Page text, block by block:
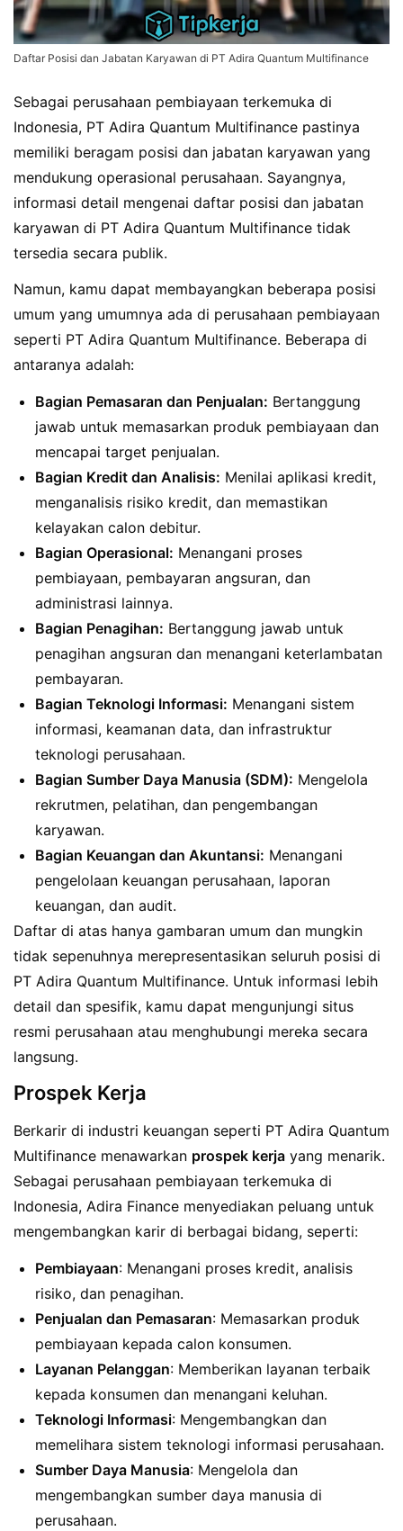
Daftar Posisi dan Jabatan Karyawan di PT Adira Quantum Multifinance
Sebagai perusahaan pembiayaan terkemuka di
Indonesia, PT Adira Quantum Multifinance pastinya
memiliki beragam posisi dan jabatan karyawan yang
mendukung operasional perusahaan. Sayangnya,
informasi detail mengenai daftar posisi dan jabatan
karyawan di PT Adira Quantum Multifinance tidak
tersedia secara publik.
Namun, kamu dapat membayangkan beberapa posisi
umum yang umumnya ada di perusahaan pembiayaan
seperti PT Adira Quantum Multifinance. Beberapa di
antaranya adalah:
Bagian Pemasaran dan Penjualan: Bertanggung
jawab untuk memasarkan produk pembiayaan dan
mencapai target penjualan.
Bagian Kredit dan Analisis: Menilai aplikasi kredit,
menganalisis risiko kredit, dan memastikan
kelayakan calon debitur.
Bagian Operasional: Menangani proses
pembiayaan, pembayaran angsuran, dan
administrasi lainnya.
Bagian Penagihan: Bertanggung jawab untuk
penagihan angsuran dan menangani keterlambatan
pembayaran.
Bagian Teknologi Informasi: Menangani sistem
informasi, keamanan data, dan infrastruktur
teknologi perusahaan.
Bagian Sumber Daya Manusia (SDM): Mengelola
rekrutmen, pelatihan, dan pengembangan
karyawan.
Bagian Keuangan dan Akuntansi: Menangani
pengelolaan keuangan perusahaan, laporan
keuangan, dan audit.
Daftar di atas hanya gambaran umum dan mungkin
tidak sepenuhnya merepresentasikan seluruh posisi di
PT Adira Quantum Multifinance. Untuk informasi lebih
detail dan spesifik, kamu dapat mengunjungi situs
resmi perusahaan atau menghubungi mereka secara
langsung.
Prospek Kerja
Berkarir di industri keuangan seperti PT Adira Quantum
Multifinance menawarkan prospek kerja yang menarik.
Sebagai perusahaan pembiayaan terkemuka di
Indonesia, Adira Finance menyediakan peluang untuk
mengembangkan karir di berbagai bidang, seperti:
Pembiayaan: Menangani proses kredit, analisis
risiko, dan penagihan.
Penjualan dan Pemasaran: Memasarkan produk
pembiayaan kepada calon konsumen.
Layanan Pelanggan: Memberikan layanan terbaik
kepada konsumen dan menangani keluhan.
Teknologi Informasi: Mengembangkan dan
memelihara sistem teknologi informasi perusahaan.
Sumber Daya Manusia: Mengelola dan
mengembangkan sumber daya manusia di
perusahaan.